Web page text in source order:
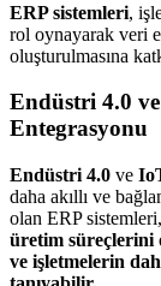
ERP sistemleri,
rol oynayarak veri
oluşturulmasına
Endüstri 4.0
Entegrasyonu
Endüstri 4.0 ve
daha akıllı ve
olan ERP sistemleri,
üretim süreçlerini
ve işletmelerin